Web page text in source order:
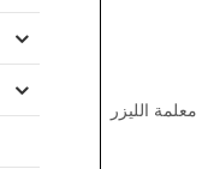
معلمة الليزر